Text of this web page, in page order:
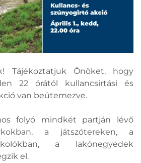
Tájékoztatjuk Önöket, hogy
22 órától kullancsirtási és
van beütemezve.
folyó mindkét partján lévő
a játszótereken, a
a lakónegyedek
el.